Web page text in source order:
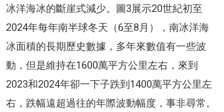
冰洋海冰的斷崖式減少。圖3展示20世紀初至
2024年每年南半球冬天（6至8月），南冰洋海
冰面積的長期歷史數據，多年來數值有一些波
動，但是維持在1600萬平方公里左右，來到
2023和2024年卻一下子跌到1400萬平方公里左
右，跌幅遠超過往的年際波動幅度，事非尋常。